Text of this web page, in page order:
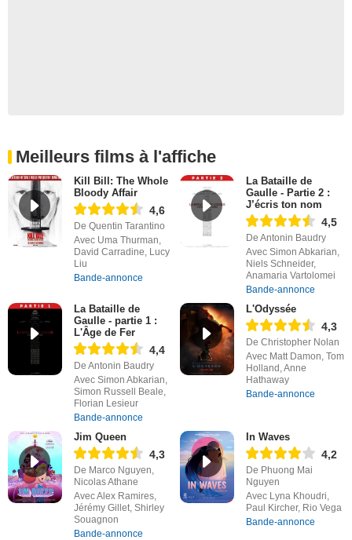
Meilleurs films à l'affiche
Kill Bill: The Whole
Bloody Affair
4,6
De Quentin Tarantino
Avec Uma Thurman,
David Carradine, Lucy
Liu
Bande-annonce
La Bataille de
Gaulle - Partie 2 :
J’écris ton nom
4,5
De Antonin Baudry
Avec Simon Abkarian,
Niels Schneider,
Anamaria Vartolomei
Bande-annonce
La Bataille de
Gaulle - partie 1 :
L'Âge de Fer
4,4
De Antonin Baudry
Avec Simon Abkarian,
Simon Russell Beale,
Florian Lesieur
Bande-annonce
L'Odyssée
4,3
De Christopher Nolan
Avec Matt Damon, Tom
Holland, Anne
Hathaway
Bande-annonce
Jim Queen
4,3
De Marco Nguyen,
Nicolas Athane
Avec Alex Ramires,
Jérémy Gillet, Shirley
Souagnon
Bande-annonce
In Waves
4,2
De Phuong Mai
Nguyen
Avec Lyna Khoudri,
Paul Kircher, Rio Vega
Bande-annonce